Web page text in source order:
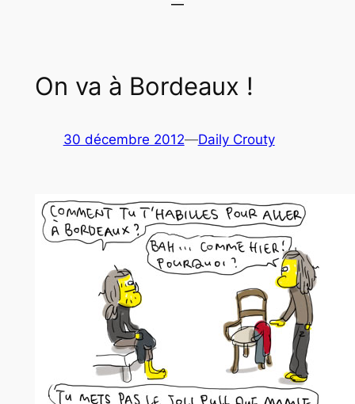
On va à Bordeaux !
30 décembre 2012—Daily Crouty